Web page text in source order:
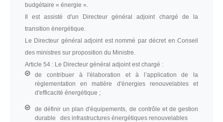
budgétaire « énergie ».
Il est assisté d'un Directeur général adjoint chargé de la
transition énergétique.
Le Directeur général adjoint est nommé par décret en Conseil
des ministres sur proposition du Ministre.
Article 54 : Le Directeur général adjoint est chargé :
de contribuer à l'élaboration et à l’application de la
règlementation en matière d'énergies renouvelables et
d'efficacité énergétique ;
de définir un plan d'équipements, de contrôle et de gestion
durable des infrastructures énergétiques renouvelables